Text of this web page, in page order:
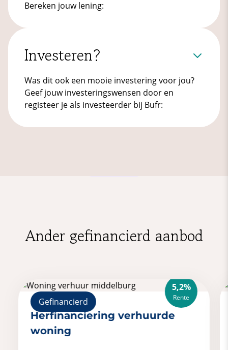
Bereken jouw lening:
Investeren?
Was dit ook een mooie investering voor jou?
Geef jouw investeringswensen door en
registeer je als investeerder bij Bufr:
Ander gefinancierd aanbod
Gefinancierd
Herfinanciering verhuurde
woning
5,2%
Rente